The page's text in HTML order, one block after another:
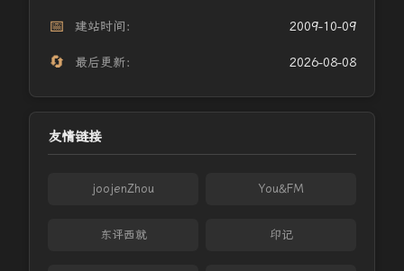
📅 建站时间： 2009-10-09
🔄 最后更新： 2026-08-08
友情链接
joojenZhou You&FM
东评西就 印记